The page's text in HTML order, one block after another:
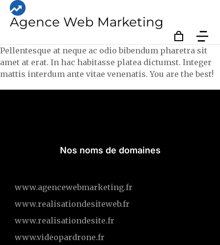
Agence Web Marketing
Pellentesque at neque ac odio bibendum pharetra sit
amet at erat. In hac habitasse platea dictumst. Integer
mattis interdum ante vitae venenatis. You are the best!
Nos noms de domaines
www.agencewebmarketing.fr
www.realisationdesiteweb.fr
www.realisationdesite.fr
www.videopardrone.fr